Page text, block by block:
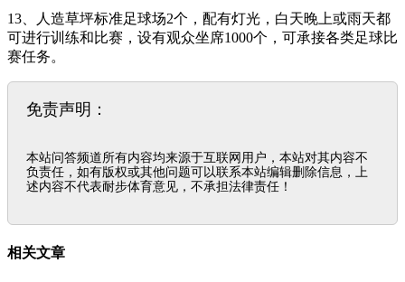
13、人造草坪标准足球场2个，配有灯光，白天晚上或雨天都
可进行训练和比赛，设有观众坐席1000个，可承接各类足球比
赛任务。
免责声明：
本站问答频道所有内容均来源于互联网用户，本站对其内容不
负责任，如有版权或其他问题可以联系本站编辑删除信息，上
述内容不代表耐步体育意见，不承担法律责任！
相关文章